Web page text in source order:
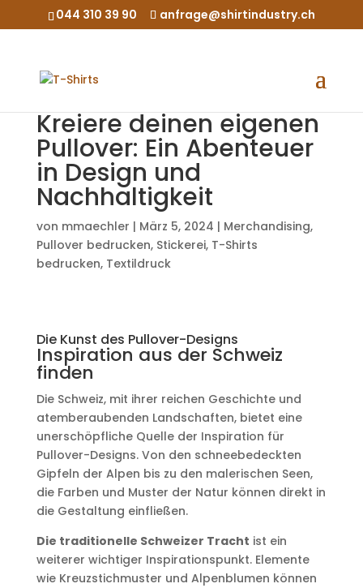
044 310 39 90 anfrage@shirtindustry.ch
Kreiere deinen eigenen
Pullover: Ein Abenteuer
in Design und
Nachhaltigkeit
von mmaechler | März 5, 2024 | Merchandising,
Pullover bedrucken, Stickerei, T-Shirts
bedrucken, Textildruck
Die Kunst des Pullover-Designs
Inspiration aus der Schweiz
finden
Die Schweiz, mit ihrer reichen Geschichte und
atemberaubenden Landschaften, bietet eine
unerschöpfliche Quelle der Inspiration für
Pullover-Designs. Von den schneebedeckten
Gipfeln der Alpen bis zu den malerischen Seen,
die Farben und Muster der Natur können direkt in
die Gestaltung einfließen.
Die traditionelle Schweizer Tracht ist ein
weiterer wichtiger Inspirationspunkt. Elemente
wie Kreuzstichmuster und Alpenblumen können